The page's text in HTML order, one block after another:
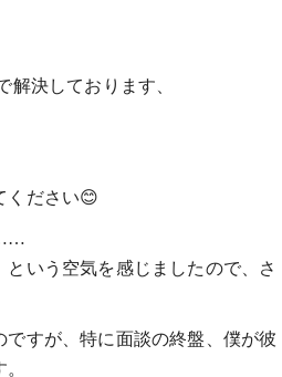
決しております、
ください😊
……
いう空気を感じましたので、さ
すが、特に面談の終盤、僕が彼